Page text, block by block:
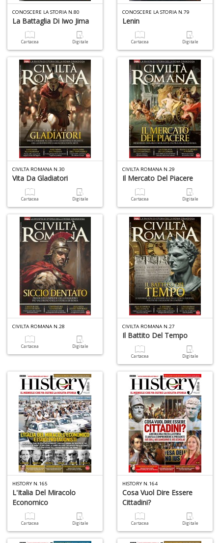
CONOSCERE LA STORIA N.80
La Battaglia Di Iwo Jima
Cartacea Digitale
CONOSCERE LA STORIA N.79
Lenin
Cartacea Digitale
CIVILTA ROMANA N.30
Vita Da Gladiatori
Cartacea Digitale
CIVILTA ROMANA N.29
Il Mercato Del Piacere
Cartacea Digitale
CIVILTA ROMANA N.28
Cartacea Digitale
CIVILTA ROMANA N.27
Il Battito Del Tempo
Cartacea Digitale
HISTORY N.165
L'Italia Del Miracolo
Economico
Cartacea Digitale
HISTORY N.164
Cosa Vuol Dire Essere
Cittadini?
Cartacea Digitale